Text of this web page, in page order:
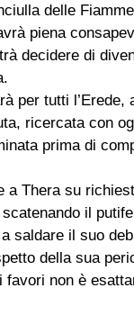
delle
piena
decidere di
per tutti l’Erede,
ricercata con
prima di
a Thera su
il
saldare il suo
della sua
favori non è